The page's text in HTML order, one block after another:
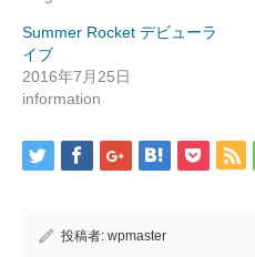
Summer Rocket デビューラ
イブ
2016年7月25日
information
投稿者: wpmaster